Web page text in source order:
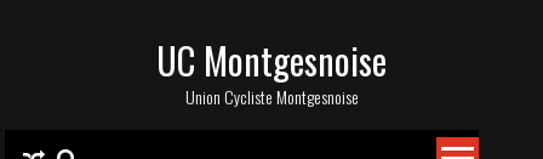
UC Montgesnoise
Union Cycliste Montgesnoise